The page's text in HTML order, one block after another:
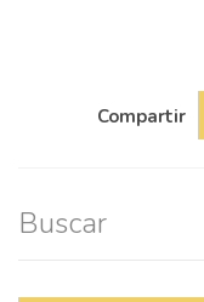
Compartir
Buscar